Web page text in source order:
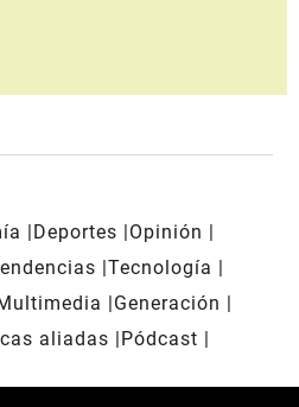
Deportes
Opinión
Tecnología
Generación
aliadas
Pódcast